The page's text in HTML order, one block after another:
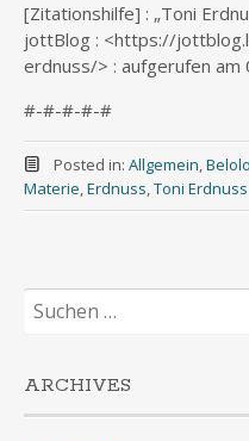
[Zitationshilfe] : „Toni
jottBlog : <https://
erdnuss/> : aufgerufen am
#-#-#-#-#
Posted in: Allgemein,
Materie,Erdnuss,Toni Erdnuss
nach:
ARCHIVES